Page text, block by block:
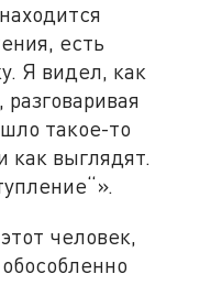
есть
Я видел, как
такое-то
как выглядят.
человек,